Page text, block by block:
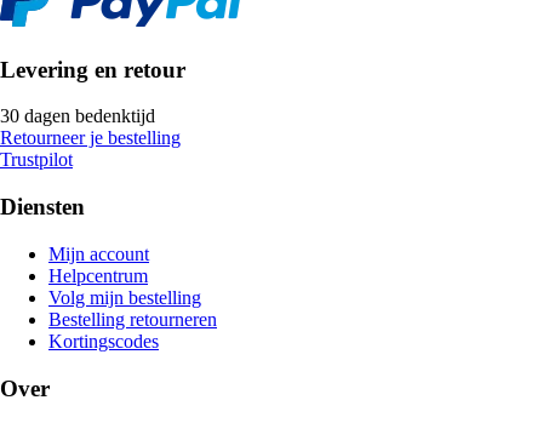
Levering en retour
30 dagen bedenktijd
Retourneer je bestelling
Trustpilot
Diensten
Mijn account
Helpcentrum
Volg mijn bestelling
Bestelling retourneren
Kortingscodes
Over